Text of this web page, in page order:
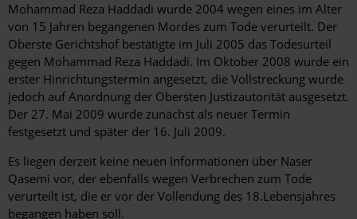
Mohammad Reza Haddadi wurde 2004 wegen eines im Alter
von 15 Jahren begangenen Mordes zum Tode verurteilt. Der
Oberste Gerichtshof bestätigte im Juli 2005 das Todesurteil
gegen Mohammad Reza Haddadi. Im Oktober 2008 wurde ein
erster Hinrichtungstermin angesetzt, die Vollstreckung wurde
jedoch auf Anordnung der Obersten Justizautorität ausgesetzt.
Der 27. Mai 2009 wurde zunächst als neuer Termin
festgesetzt und später der 16. Juli 2009.
Es liegen derzeit keine neuen Informationen über Naser
Qasemi vor, der ebenfalls wegen Verbrechen zum Tode
verurteilt ist, die er vor der Vollendung des 18.Lebensjahres
begangen haben soll.